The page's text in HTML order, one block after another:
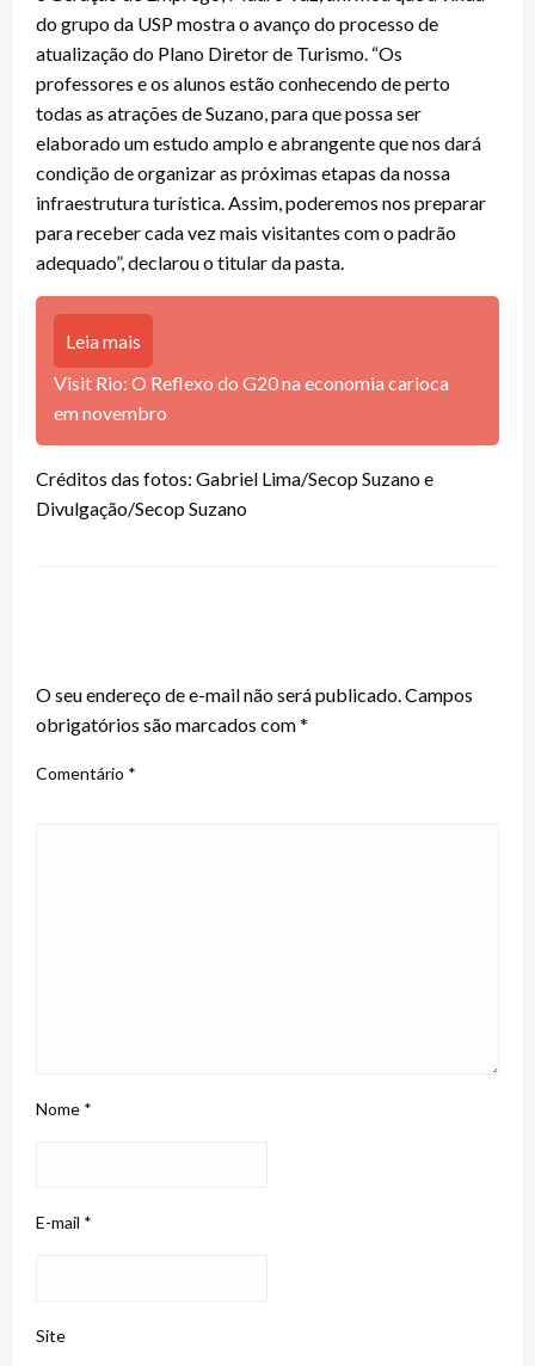
do grupo da USP mostra o avanço do processo de
atualização do Plano Diretor de Turismo. “Os
professores e os alunos estão conhecendo de perto
todas as atrações de Suzano, para que possa ser
elaborado um estudo amplo e abrangente que nos dará
condição de organizar as próximas etapas da nossa
infraestrutura turística. Assim, poderemos nos preparar
para receber cada vez mais visitantes com o padrão
adequado”, declarou o titular da pasta.
Leia mais
Visit Rio: O Reflexo do G20 na economia carioca
em novembro
Créditos das fotos: Gabriel Lima/Secop Suzano e
Divulgação/Secop Suzano
O seu endereço de e-mail não será publicado. Campos
obrigatórios são marcados com*
Comentário *
Nome *
E-mail *
Site